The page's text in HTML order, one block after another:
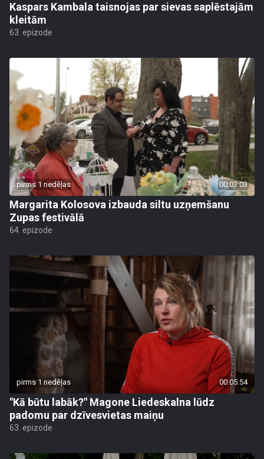
Kaspars Kambala taisnojas par sievas saplēstajām
kleitām
63. epizode
pirms 1 nedēļas 00:03:03
Margarita Kolosova izbauda siltu uzņemšanu
Zupas festivālā
64. epizode
pirms 1 nedēļas 00:05:54
"Kā būtu labāk?" Magone Liedeskalna lūdz
padomu par dzīvesvietas maiņu
63. epizode